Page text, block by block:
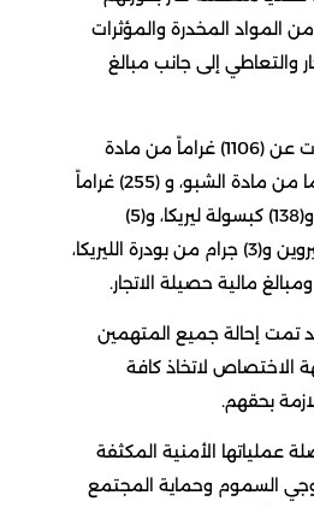
المواد المخدرة والمؤثرات
والتعاطي إلى جانب مبالغ
وقد أسفرت الضبطيات عن (1106) غراماً من مادة
الحشيش، و(337) غراما من مادة الشبو، و (255) غراماً
من مادة الماريجوانا، و(138) كبسولة ليريكا، و(5)
غرامات من مادة الهيروين و(3) جرام من بودرة الليريكا،
تمت إحالة جميع المتهمين
الاختصاص لاتخاذ كافة
بحقهم.
عملياتها الأمنية المكثفة
السموم وحماية المجتمع